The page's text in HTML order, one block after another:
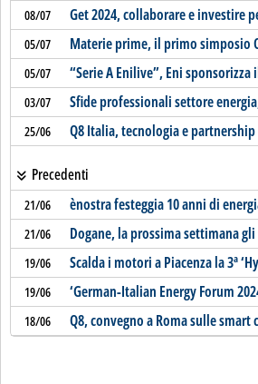
08/07 Get 2024, collaborare e investire
05/07 Materie prime, il primo simposio
05/07 “Serie A Enilive”, Eni
03/07 Sfide professionali settore
25/06 Q8 Italia, tecnologia e
Precedenti
21/06 ènostra festeggia 10 anni di
21/06 Dogane, la prossima settimana
19/06 Scalda i motori a Piacenza la 3ª
19/06 ‘German-Italian Energy Forum
18/06 Q8, convegno a Roma sulle smart